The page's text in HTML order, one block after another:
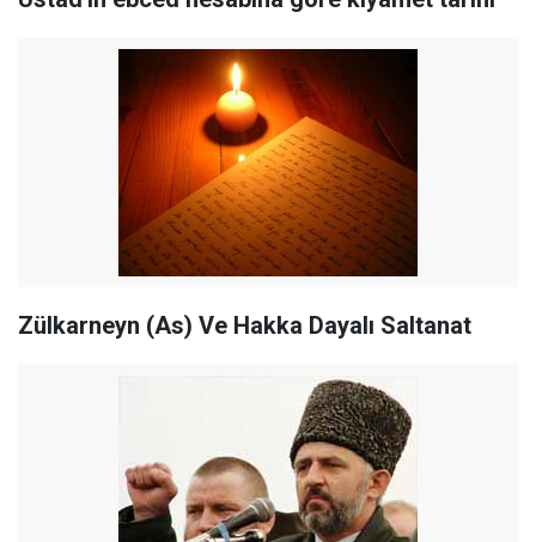
Zülkarneyn (As) Ve Hakka Dayalı Saltanat